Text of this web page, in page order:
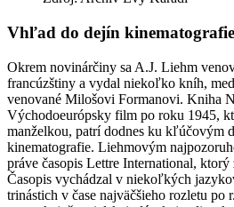
Vhľad do dejín kinematografie
Okrem novinárčiny sa A.J. Liehm
francúzštiny a vydal niekoľko kníh,
venované Milošovi Formanovi. Kniha
Východoeurópsky film po roku 1945,
manželkou, patrí dodnes ku kľúčovým
kinematografie. Liehmovým
práve časopis Lettre International,
Časopis vychádzal v niekoľkých
trinástich v čase najväčšieho rozletu po